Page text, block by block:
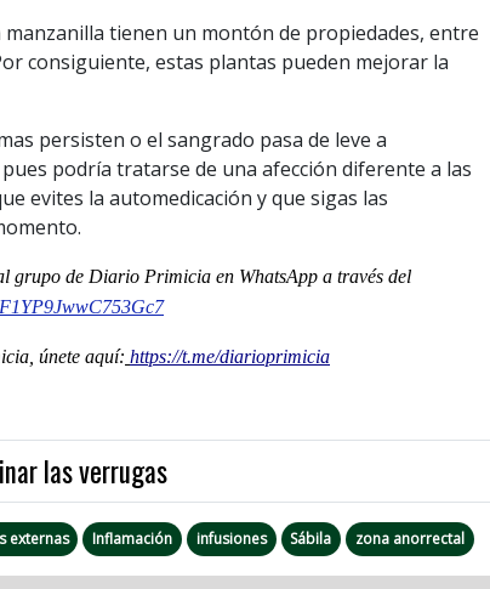
tienen un montón de propiedades, entre
consiguiente, estas plantas pueden mejorar la
persisten o el sangrado pasa de leve a
podría tratarse de una afección diferente a las
evites la automedicación y que sigas las
grupo de Diario Primicia en WhatsApp a través del
únete aquí: https://t.me/diarioprimicia
las verrugas
externas Inflamación infusiones Sábila zona anorrectal